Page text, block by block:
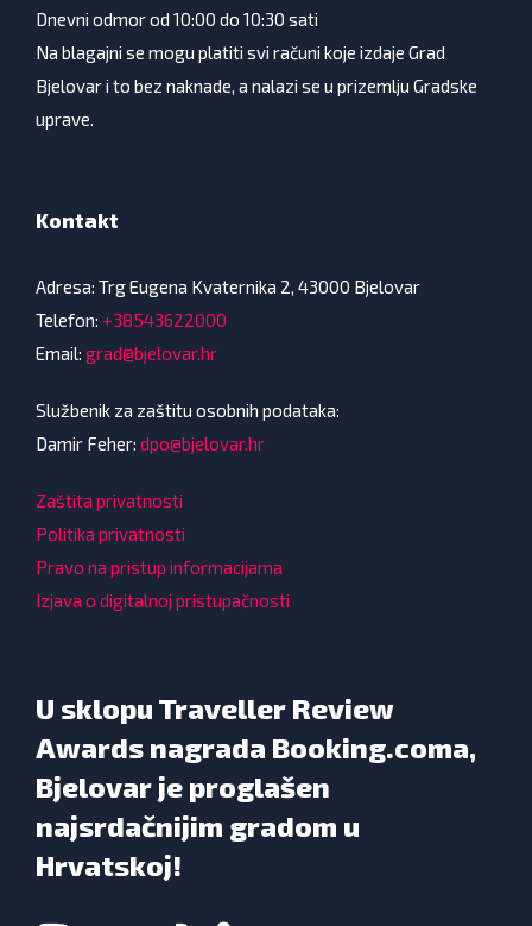
Dnevni odmor od 10:00 do 10:30 sati
Na blagajni se mogu platiti svi računi koje izdaje Grad
Bjelovar i to bez naknade, a nalazi se u prizemlju Gradske
uprave.
Kontakt
Adresa: Trg Eugena Kvaternika 2, 43000 Bjelovar
Telefon: +38543622000
Email: grad@bjelovar.hr
Službenik za zaštitu osobnih podataka:
Damir Feher: dpo@bjelovar.hr
Zaštita privatnosti
Politika privatnosti
Pravo na pristup informacijama
Izjava o digitalnoj pristupačnosti
U sklopu Traveller Review
Awards nagrada Booking.coma,
Bjelovar je proglašen
najsrdačnijim gradom u
Hrvatskoj!